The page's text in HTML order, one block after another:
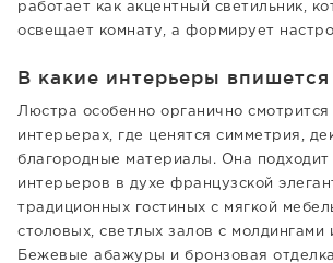
работает как акцентный светильник,
освещает комнату, а формирует
В какие интерьеры впишется
Люстра особенно органично смотрится
интерьерах, где ценятся симметрия,
благородные материалы. Она подходит
интерьеров в духе французской
традиционных гостиных с мягкой
столовых, светлых залов с молдингами
Бежевые абажуры и бронзовая